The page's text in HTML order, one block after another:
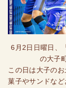
6月2日日曜日、
の大子
この日は大子の
菓子やサンドな